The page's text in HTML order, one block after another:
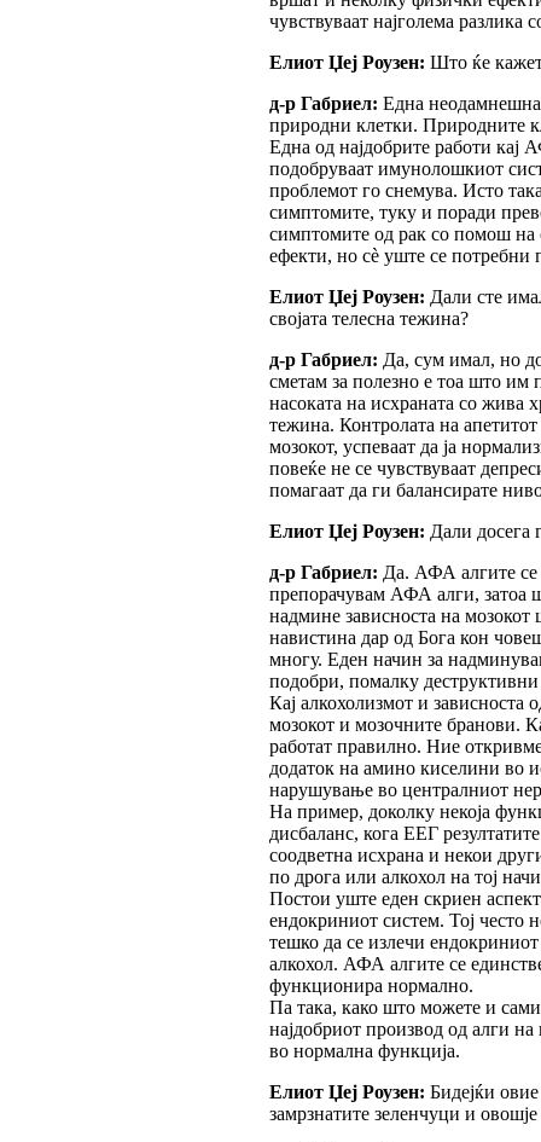
чувствуваат најголема
Елиот Џеј Роузен: Што ќе
д-р Габриел: Една
природни клетки. Природните
Една од најдобрите работи кај
подобруваат имунолошкиот
проблемот го снемува. Исто
симптомите, туку и поради
симптомите од рак со помош
ефекти, но сè уште се потребни
Елиот Џеј Роузен: Дали сте
својата телесна тежина?
д-р Габриел: Да, сум имал, но
сметам за полезно е тоа што им
насоката на исхраната со жива
тежина. Контролата на
мозокот, успеваат да ја
повеќе не се чувствуваат
помагаат да ги балансирате
Елиот Џеј Роузен: Дали досега
д-р Габриел: Да. АФА алгите се
препорачувам АФА алги, затоа
надмине зависноста на мозокот
навистина дар од Бога кон
многу. Еден начин за
подобри, помалку
Кај алкохолизмот и зависноста
мозокот и мозочните бранови.
работат правилно. Ние
додаток на амино киселини во
нарушување во централниот
На пример, доколку некоја
дисбаланс, кога ЕЕГ
соодветна исхрана и некои
по дрога или алкохол на тој
Постои уште еден скриен
ендокриниот систем. Тој често
тешко да се излечи
алкохол. АФА алгите се
функционира нормално.
Па така, како што можете и
најдобриот производ од алги
во нормална функција.
Елиот Џеј Роузен: Бидејќи
замрзнатите зеленчуци и